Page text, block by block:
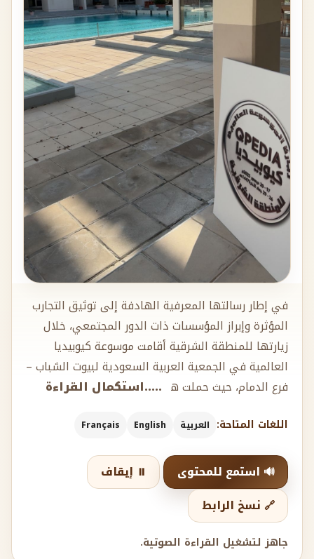
في إطار رسالتها المعرفية الهادفة إلى توثيق التجارب
المؤثرة وإبراز المؤسسات ذات الدور المجتمعي، خلال
زيارتها للمنطقة الشرقية أقامت موسوعة كيوبيديا
العالمية في الجمعية العربية السعودية لبيوت الشباب –
فرع الدمام، حيث حملت ه .....استكمال القراءة
اللغات المتاحة: العربية English
Français
🔊 استمع للمحتوى
⏸️ إيقاف
🔗 نسخ الرابط
جاهز لتشغيل القراءة الصوتية.